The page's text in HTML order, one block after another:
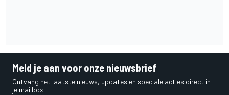
Meld je aan voor onze nieuwsbrief
Ontvang het laatste nieuws, updates en speciale acties direct in
je mailbox.